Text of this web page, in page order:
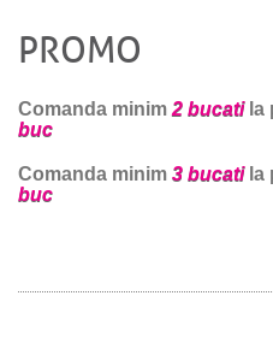
PROMO
Comanda minim 2 bucatila
buc
Comanda minim 3 bucatila
buc